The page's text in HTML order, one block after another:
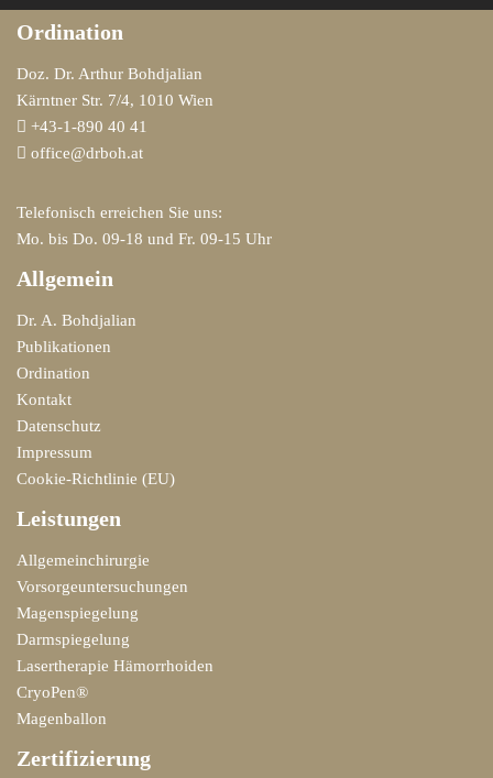
Ordination
Doz. Dr. Arthur Bohdjalian
Kärntner Str. 7/4, 1010 Wien
+43-1-890 40 41
office@drboh.at
Telefonisch erreichen Sie uns:
Mo. bis Do. 09-18 und Fr. 09-15 Uhr
Allgemein
Dr. A. Bohdjalian
Publikationen
Ordination
Kontakt
Datenschutz
Impressum
Cookie-Richtlinie (EU)
Leistungen
Allgemeinchirurgie
Vorsorgeuntersuchungen
Magenspiegelung
Darmspiegelung
Lasertherapie Hämorrhoiden
CryoPen®
Magenballon
Zertifizierung